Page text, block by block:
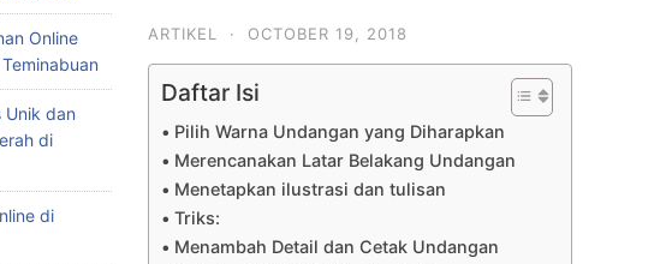
ARTIKEL · OCTOBER 19, 2018
Daftar Isi
Pilih Warna Undangan yang Diharapkan
Merencanakan Latar Belakang Undangan
Menetapkan ilustrasi dan tulisan
Triks:
Menambah Detail dan Cetak Undangan
Online
Unik dan
di
di